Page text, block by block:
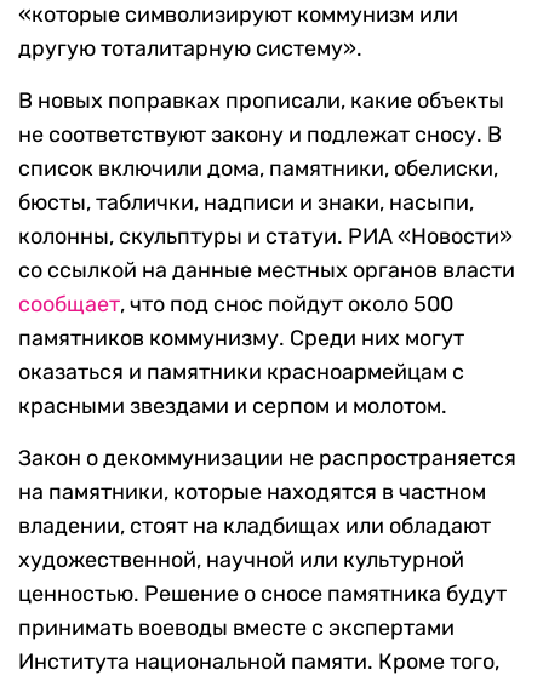
«которые символизируют коммунизм или
другую тоталитарную систему».
В новых поправках прописали, какие объекты
не соответствуют закону и подлежат сносу. В
список включили дома, памятники, обелиски,
бюсты, таблички, надписи и знаки, насыпи,
колонны, скульптуры и статуи. РИА «Новости»
со ссылкой на данные местных органов власти
сообщает, что под снос пойдут около 500
памятников коммунизму. Среди них могут
оказаться и памятники красноармейцам с
красными звездами и серпом и молотом.
Закон о декоммунизации не распространяется
на памятники, которые находятся в частном
владении, стоят на кладбищах или обладают
художественной, научной или культурной
ценностью. Решение о сносе памятника будут
принимать воеводы вместе с экспертами
Института национальной памяти. Кроме того,